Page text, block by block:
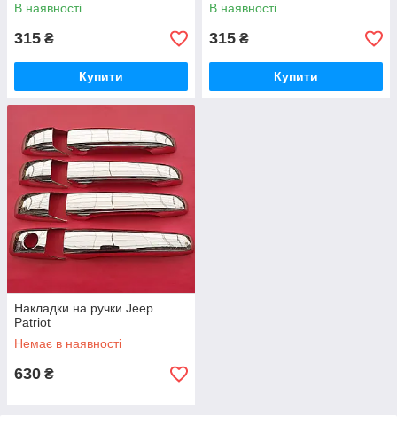
В наявності
315 ₴
Купити
В наявності
315 ₴
Купити
Накладки на ручки Jeep
Patriot
Немає в наявності
630 ₴